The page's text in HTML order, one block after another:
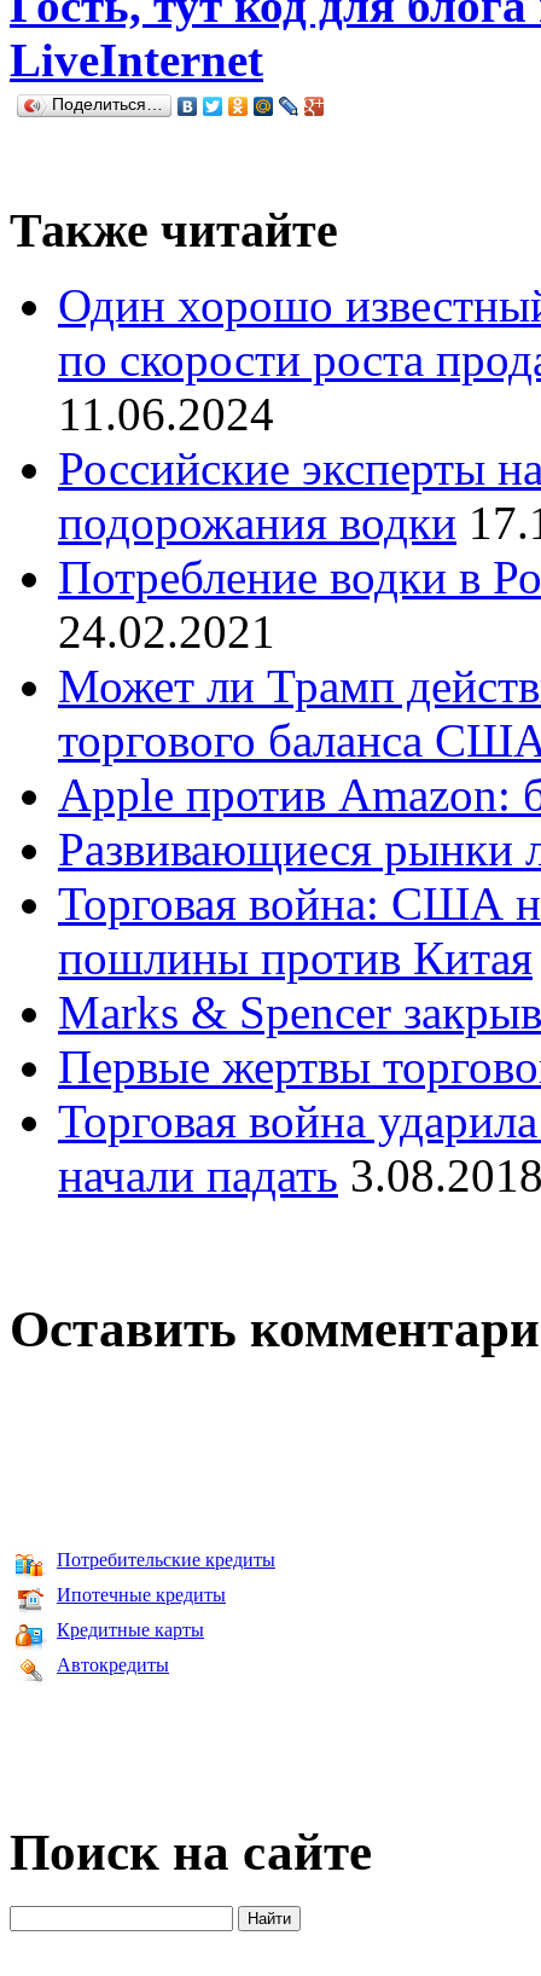
LiveInternet
Поделиться…
Также читайте
Один хорошо
по скорости роста
11.06.2024
Российские эксперты
подорожания водки
Потребление водки в
24.02.2021
Может ли Трамп
торгового баланса
Apple против Amazon:
Развивающиеся рынки
Торговая война: США
пошлины против Китая
Marks & Spencer
Первые жертвы
Торговая война
начали падать
Оставить
Потребительские кредиты
Ипотечные кредиты
Кредитные карты
Автокредиты
Поиск на сайте